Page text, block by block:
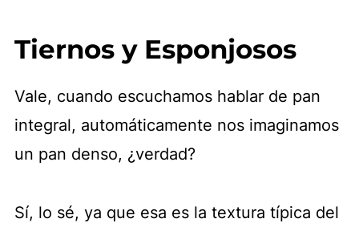
Tiernos y Esponjosos
Vale, cuando escuchamos hablar de pan
integral, automáticamente nos imaginamos
un pan denso, ¿verdad?
Sí, lo sé, ya que esa es la textura típica del